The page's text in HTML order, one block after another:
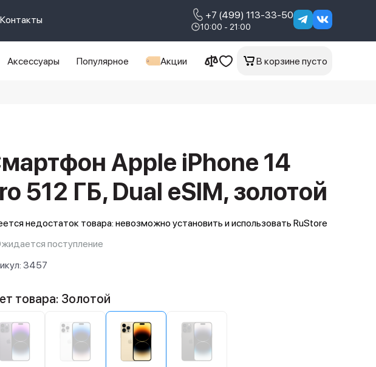
Контакты +7 (499) 113-33-50
10:00 - 21:00
Аксессуары Популярное Акции В корзине пусто
Apple iPhone 14
512 ГБ, Dual еSIM, золотой
недостаток товара: невозможно установить и использовать RuStore
поступление
3457
товара: Золотой